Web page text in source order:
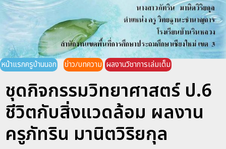
หน้าแรกครูบ้านนอก ข่าว/บทความ ผลงานวิชาการเล่มเต็ม
ชุดกิจกรรมวิทยาศาสตร์ ป.6
ชีวิตกับสิ่งแวดล้อม ผลงาน
ครูภัทริน มานิตวิริยกุล